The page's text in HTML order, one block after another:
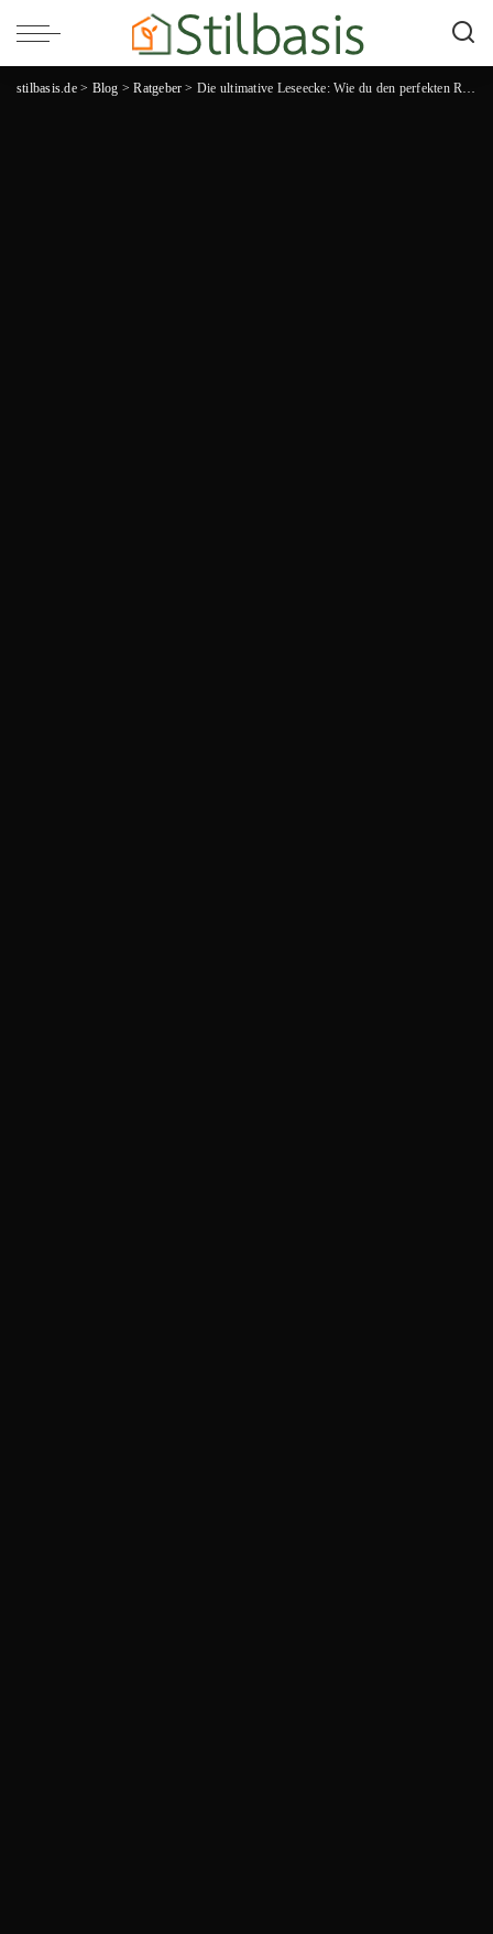
stilbasis.de> Blog >Ratgeber > Die ultimative Leseecke: Wie du den perfekten Rückzugsort für Bücherliebhaber gestaltest